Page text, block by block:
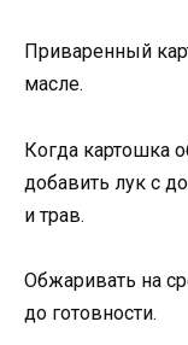
Приваренный
масле.
Когда картошка
добавить лук с
и трав.
Обжаривать на
до готовности.